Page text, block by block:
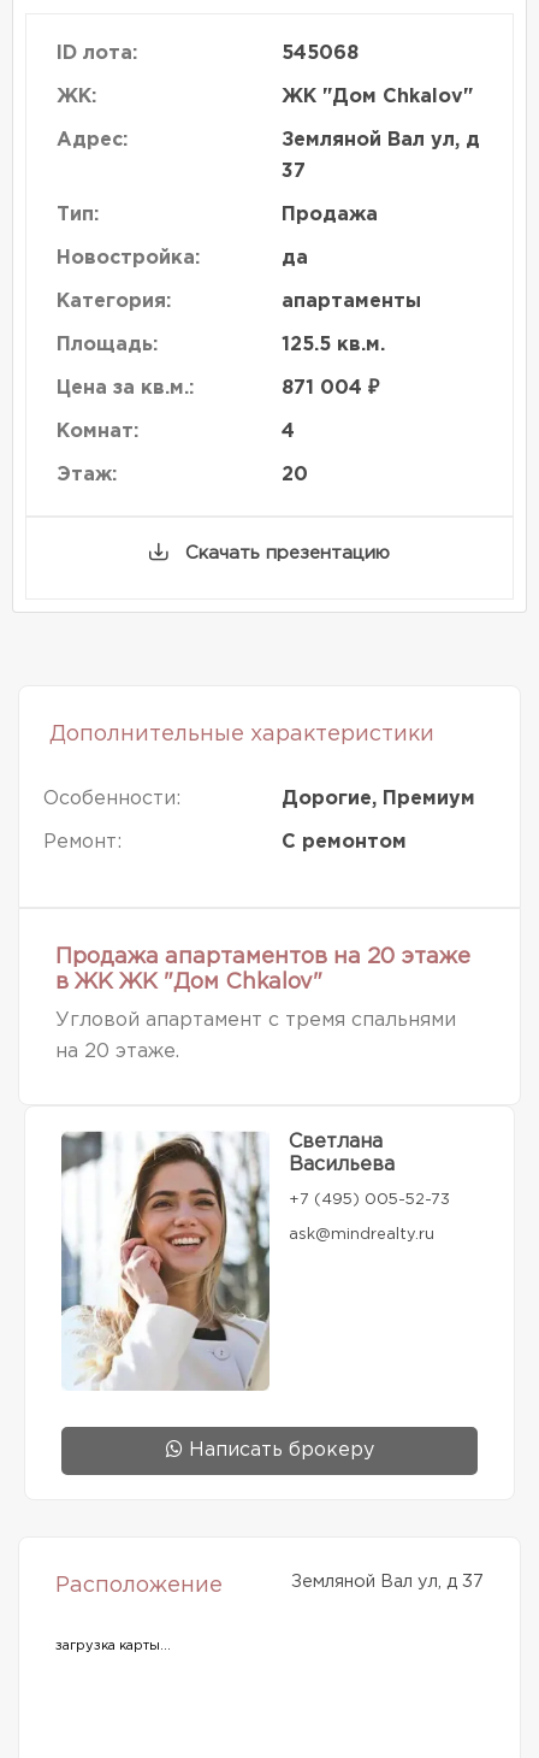
ID лота: 545068
ЖК: ЖК "Дом Chkalov"
Адрес:
Земляной Вал ул, д
37
Тип: Продажа
Новостройка: да
Категория: апартаменты
Площадь: 125.5 кв.м.
Цена за кв.м.: 871 004 ₽
Комнат: 4
Этаж: 20
Скачать презентацию
Дополнительные характеристики
Особенности: Дорогие, Премиум
Ремонт: С ремонтом
Продажа апартаментов на 20 этаже
в ЖК ЖК "Дом Chkalov"
Угловой апартамент с тремя спальнями
на 20 этаже.
Светлана
Васильева
+7 (495) 005-52-73
ask@mindrealty.ru
Написать брокеру
Расположение Земляной Вал ул, д 37
загрузка карты...